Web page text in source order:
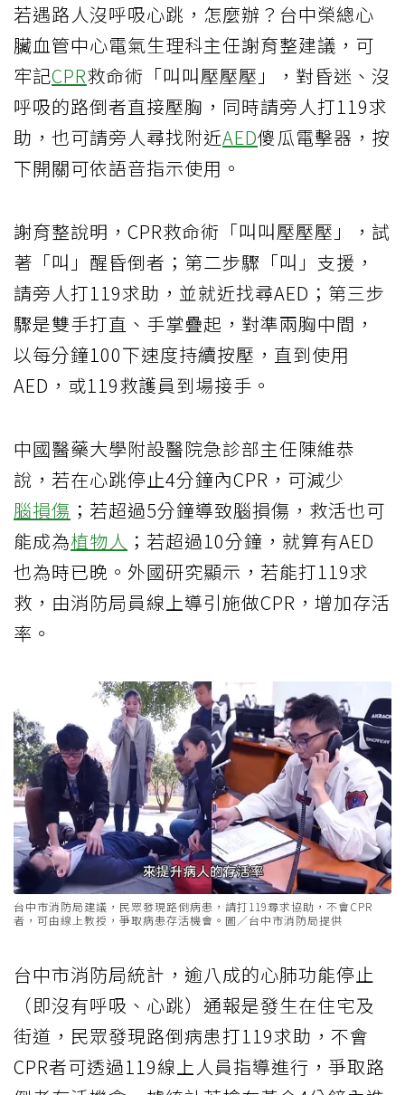
若遇路人沒呼吸心跳，怎麼辦？台中榮總心
臟血管中心電氣生理科主任謝育整建議，可
牢記CPR救命術「叫叫壓壓壓」，對昏迷、沒
呼吸的路倒者直接壓胸，同時請旁人打119求
助，也可請旁人尋找附近AED傻瓜電擊器，按
下開關可依語音指示使用。
謝育整說明，CPR救命術「叫叫壓壓壓」，試
著「叫」醒昏倒者；第二步驟「叫」支援，
請旁人打119求助，並就近找尋AED；第三步
驟是雙手打直、手掌疊起，對準兩胸中間，
以每分鐘100下速度持續按壓，直到使用
AED，或119救護員到場接手。
中國醫藥大學附設醫院急診部主任陳維恭
說，若在心跳停止4分鐘內CPR，可減少
腦損傷 ；若超過5分鐘導致腦損傷，救活也可
能成為植物人 ；若超過10分鐘，就算有AED
也為時已晚。外國研究顯示，若能打119求
救，由消防局員線上導引施做CPR，增加存活
率。
台中市消防局建議，民眾發現路倒病患，請打119尋求協助，不會CPR
者，可由線上教授，爭取病患存活機會。圖／台中市消防局提供
台中市消防局統計，逾八成的心肺功能停止
（即沒有呼吸、心跳）通報是發生在住宅及
街道，民眾發現路倒病患打119求助，不會
CPR者可透過119線上人員指導進行，爭取路